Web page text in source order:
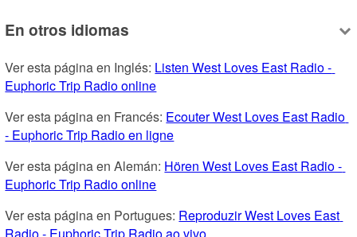
En otros idiomas
Ver esta página en Inglés: Listen West Loves East Radio -
Euphoric Trip Radio online
Ver esta página en Francés: Ecouter West Loves East Radio
- Euphoric Trip Radio en ligne
Ver esta página en Alemán: Hören West Loves East Radio -
Euphoric Trip Radio online
Ver esta página en Portugues: Reproduzir West Loves East
Radio - Euphoric Trip Radio ao vivo